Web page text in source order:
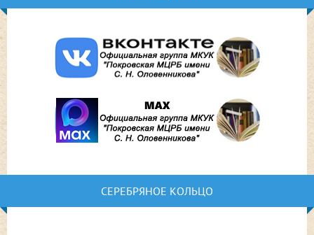
СЕРЕБРЯНОЕ КОЛЬЦО